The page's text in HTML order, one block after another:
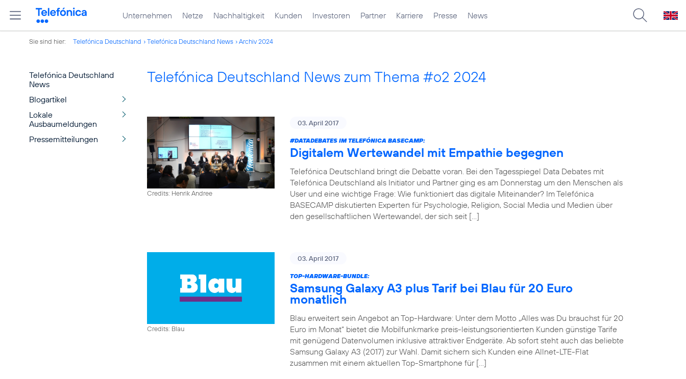
Unternehmen Netze Nachhaltigkeit Kunden Investoren Partner Karriere Presse News
Sie sind hier: Telefónica Deutschland Telefónica Deutschland News Archiv 2024
Telefónica Deutschland
News
Blogartikel
Lokale
Ausbaumeldungen
Pressemitteilungen
Telefónica Deutschland News zum Thema #o2 2024
Credits: Henrik Andree
03. April 2017
#DATADEBATES IM TELEFÓNICA BASECAMP:
Digitalem Wertewandel mit Empathie begegnen
Telefónica Deutschland bringt die Debatte voran. Bei den Tagesspiegel Data Debates mit
Telefónica Deutschland als Initiator und Partner ging es am Donnerstag um den Menschen als
User und eine wichtige Frage: Wie funktioniert das digitale Miteinander? Im Telefónica
BASECAMP diskutierten Experten für Psychologie, Religion, Social Media und Medien über
den gesellschaftlichen Wertewandel, der sich seit […]
Credits: Blau
03. April 2017
TOP-HARDWARE-BUNDLE:
Samsung Galaxy A3 plus Tarif bei Blau für 20 Euro
monatlich
Blau erweitert sein Angebot an Top-Hardware: Unter dem Motto „Alles was Du brauchst für 20
Euro im Monat“ bietet die Mobilfunkmarke preis-leistungsorientierten Kunden günstige Tarife
mit genügend Datenvolumen inklusive attraktiver Endgeräte. Ab sofort steht auch das beliebte
Samsung Galaxy A3 (2017) zur Wahl. Damit sichern sich Kunden eine Allnet-LTE-Flat
zusammen mit einem aktuellen Top-Smartphone für […]